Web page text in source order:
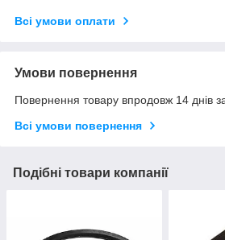
Всі умови оплати
Умови повернення
Повернення товару впродовж 14 днів
Всі умови повернення
Подібні товари компанії